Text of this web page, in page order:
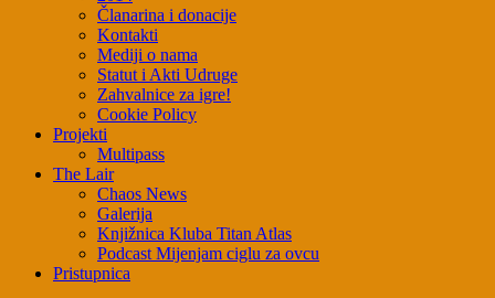
Članarina i donacije
Kontakti
Mediji o nama
Statut i Akti Udruge
Zahvalnice za igre!
Cookie Policy
Projekti
Multipass
The Lair
Chaos News
Galerija
Knjižnica Kluba Titan Atlas
Podcast Mijenjam ciglu za ovcu
Pristupnica